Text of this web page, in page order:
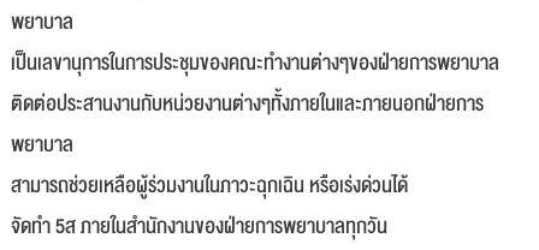
พยาบาล
เป็นเลขานุการในการประชุมของคณะทำงานต่างๆของฝ่ายการพยาบาล
ติดต่อประสานงานกับหน่วยงานต่างๆทั้งภายในและภายนอกฝ่ายการ
พยาบาล
สามารถช่วยเหลือผู้ร่วมงานในภาวะฉุกเฉิน หรือเร่งด่วนได้
จัดทำ 5ส ภายในสำนักงานของฝ่ายการพยาบาลทุกวัน